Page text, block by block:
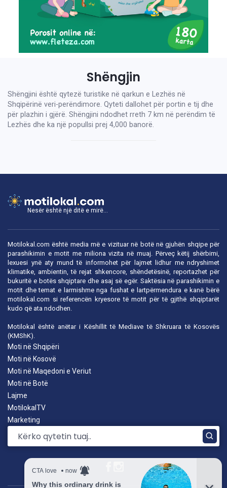
Shëngjin
Shëngjini është qytezë turistike në qarkun e Lezhës në
Shqipërinë veri-perëndimore. Qyteti dallohet për portin e tij dhe
për plazhin i gjërë. Shëngjini ndodhet rreth 7 km në perëndim të
Lezhës dhe ka një popullsi prej 4,000 banorë.
Nesër është një ditë e mirë...
Motilokal.com është media më e vizituar në botë në gjuhën shqipe për
parashikimin e motit me miliona vizita në muaj. Përveç këtij shërbimi,
lexuesi ynë aty mund të informohet për lajmet lidhur me ndryshimet
klimatike, ambientin, të rejat shkencore, shëndetësinë, reportazhet për
bukuritë e botës shqiptare dhe asaj së egër. Saktësia në parashikimin e
motit dhe temat e larmishme nga fushat e lartpërmendura e kanë bërë
motilokal.com si referencën kryesore të motit për të gjithë shqiptarët
kudo që ata ndodhen.
Motilokal është anëtar i Këshillit të Mediave të Shkruara të Kosovës
(KMShK).
Moti në Shqipëri
Moti në Kosovë
Moti në Maqedoni e Veriut
Moti në Botë
Lajme
MotilokalTV
Marketing